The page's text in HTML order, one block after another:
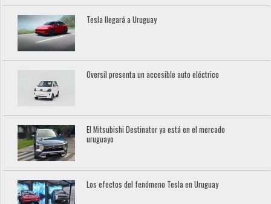
Tesla llegará a Uruguay
Oversil presenta un accesible auto eléctrico
El Mitsubishi Destinator ya está en el mercado
uruguayo
Los efectos del fenómeno Tesla en Uruguay